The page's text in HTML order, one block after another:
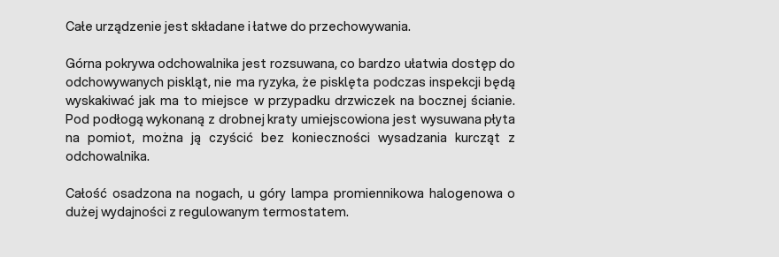
Całe urządzenie jest składane i łatwe do przechowywania.
Górna pokrywa odchowalnika jest rozsuwana, co bardzo ułatwia dostęp do
odchowywanych piskląt, nie ma ryzyka, że pisklęta podczas inspekcji będą
wyskakiwać jak ma to miejsce w przypadku drzwiczek na bocznej ścianie.
Pod podłogą wykonaną z drobnej kraty umiejscowiona jest wysuwana płyta
na pomiot, można ją czyścić bez konieczności wysadzania kurcząt z
odchowalnika.
Całość osadzona na nogach, u góry lampa promiennikowa halogenowa o
dużej wydajności z regulowanym termostatem.